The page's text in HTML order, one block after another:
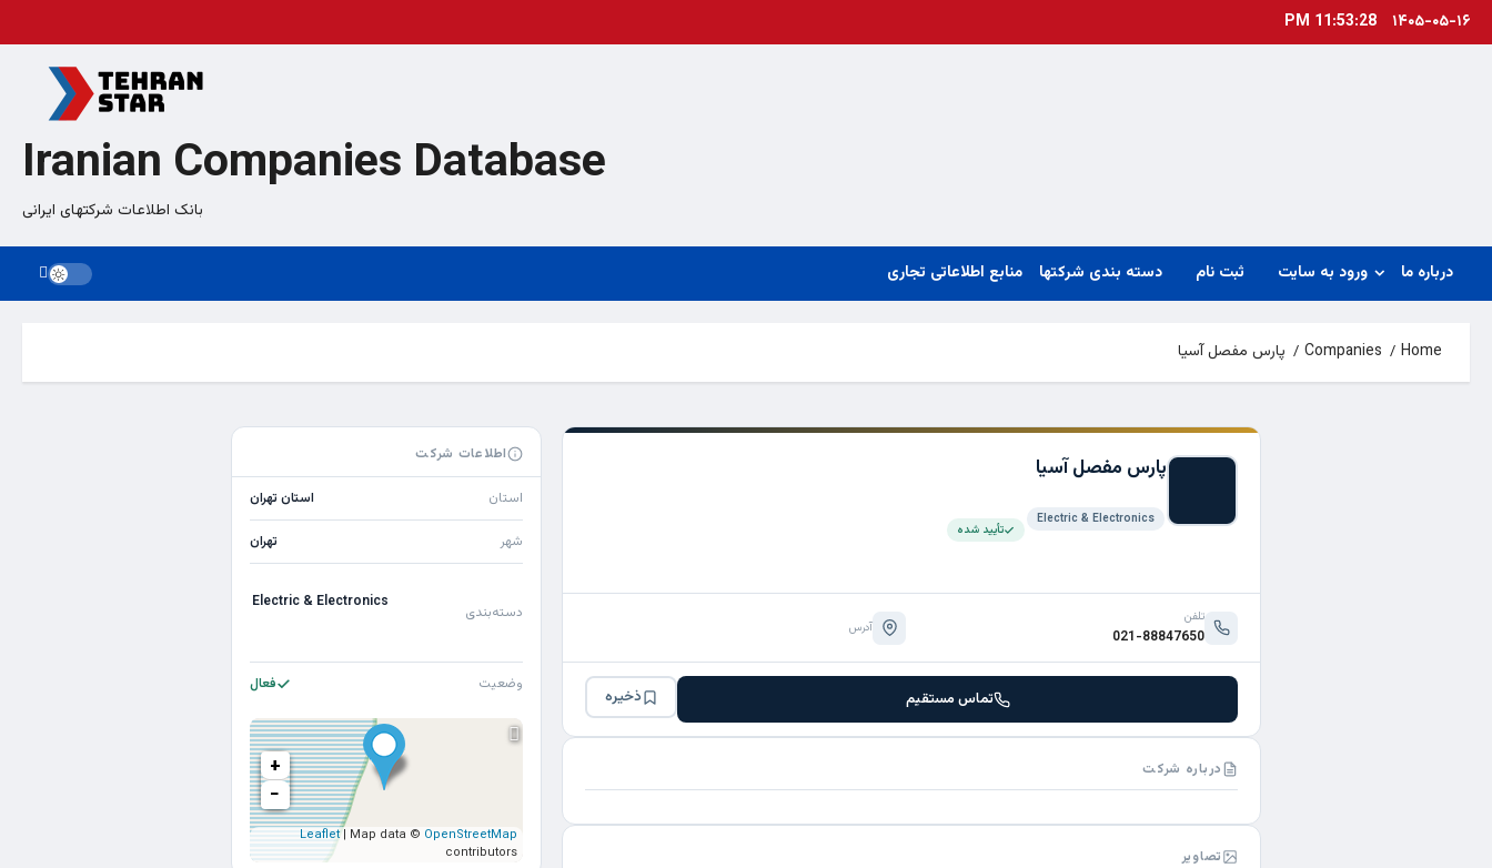
Skip۱۴۰۵-۰۵-۱۶ 11:53:28 PM
Iranian Companies Database
بانک اطلاعات شرکتهای ایرانی
درباره ما ورود به سایت ثبت نام دسته بندی شرکتها منابع اطلاعاتی تجاری
Home
Companies پارس مفصل آسیا
پارس مفصل آسیا
Electric & Electronics
تأیید شده
تلفن
021-88847650 آدرس
تماس مستقیم ذخیره
درباره شرکت
تصاویر
اطلاعات شرکت
استان استان تهران
شهر تهران
دسته‌بندی
Electric & Electronics
وضعیت فعال
+
−
Leaflet| Map data © OpenStreetMap
contributors